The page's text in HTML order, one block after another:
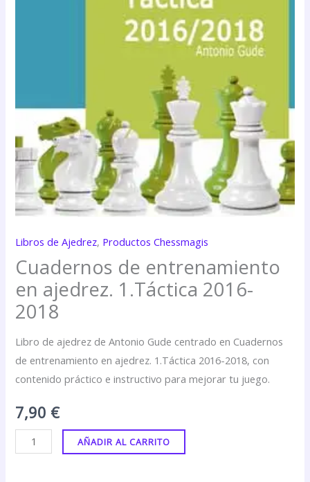
Libros de Ajedrez, Productos Chessmagis
Cuadernos de entrenamiento
en ajedrez. 1.Táctica 2016-
2018
Libro de ajedrez de Antonio Gude centrado en Cuadernos
de entrenamiento en ajedrez. 1.Táctica 2016-2018, con
contenido práctico e instructivo para mejorar tu juego.
7,90 €
AÑADIR AL CARRITO